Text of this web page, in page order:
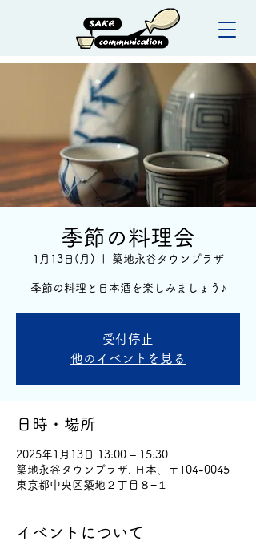
季節の料理会
1月13日(月) 築地永谷タウンプラザ
季節の料理と日本酒を楽しみましょう♪
受付停止
他のイベントを見る
日時・場所
2025年1月13日 13:00 – 15:30
築地永谷タウンプラザ, 日本、〒104-0045
東京都中央区築地２丁目８−１
イベントについて